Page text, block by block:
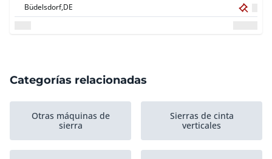
Büdelsdorf,DE
Categorías relacionadas
Otras máquinas de
sierra
Sierras de cinta
verticales